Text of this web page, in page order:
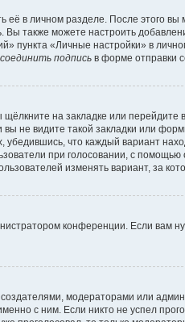
в личном разделе. После этого вы
Вы также можете настроить
пункта «Личные настройки» в
подпись в форме отправки
на закладке или перейдите
не видите такой закладки или
что каждый вариант
при голосовании, с
изменять вариант, за
конференции. Если вам
модераторами или
с ним. Если никто не успел